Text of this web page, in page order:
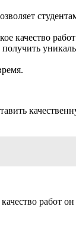
качество
работ он